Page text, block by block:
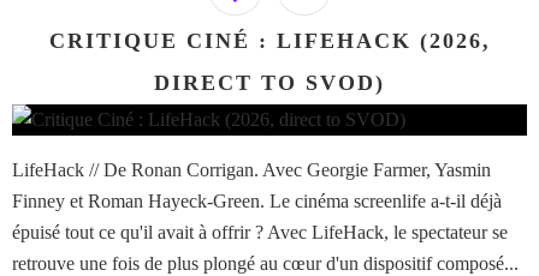
CRITIQUE CINÉ : LIFEHACK (2026,
DIRECT TO SVOD)
LifeHack // De Ronan Corrigan. Avec Georgie Farmer, Yasmin
Finney et Roman Hayeck-Green. Le cinéma screenlife a-t-il déjà
épuisé tout ce qu'il avait à offrir ? Avec LifeHack, le spectateur se
retrouve une fois de plus plongé au cœur d'un dispositif composé...